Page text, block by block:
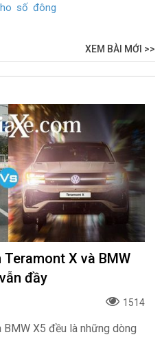
số đông
XEM BÀI MỚI >>
X và BMW
đầy
1514
X5 đều là những dòng